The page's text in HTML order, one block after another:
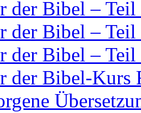
der Bibel – Teil
der Bibel – Teil
der Bibel – Teil
der Bibel-Kurs